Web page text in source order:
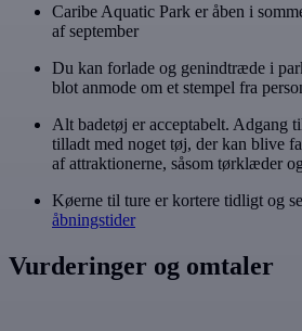
Caribe Aquatic Park er åben i
af september
Du kan forlade og genindtræde i
blot anmode om et stempel fra
Alt badetøj er acceptabelt. Adgang
tilladt med noget tøj, der kan blive
af attraktionerne, såsom tørklæder
Køerne til ture er kortere tidligt og
åbningstider
Vurderinger og omtaler